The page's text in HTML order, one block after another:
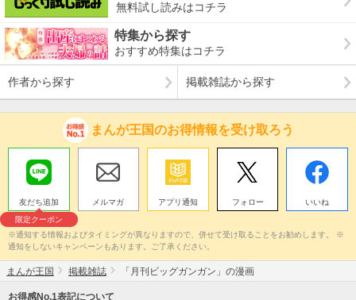
無料試し読みはコチラ
特集から探す
おすすめ特集はコチラ
作者から探す 掲載雑誌から探す
まんが王国のお得情報を受け取ろう
友だち追加
限定クーポン
メルマガ アプリ通知 フォロー いいね
※通知する情報およびタイミングが異なりますので、併せて受け取ることをお勧めします。 ※
通知をしないキャンペーンもあります。ご了承ください。
まんが王国 掲載雑誌 「月刊ビッグガンガン」の漫画
お得感No.1表記について